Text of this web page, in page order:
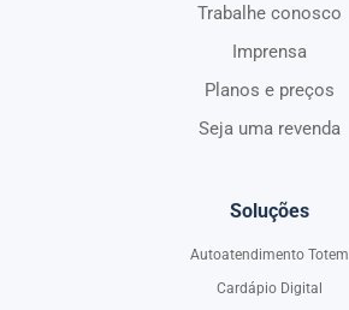
Trabalhe conosco
Imprensa
Planos e preços
Seja uma revenda
Soluções
Autoatendimento Totem
Cardápio Digital